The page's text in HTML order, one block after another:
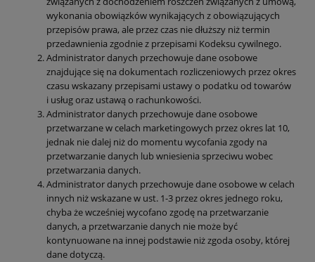
wykonania obowiązków wynikających z obowiązujących
przepisów prawa, ale przez czas nie dłuższy niż termin
przedawnienia zgodnie z przepisami Kodeksu cywilnego.
Administrator danych przechowuje dane osobowe
znajdujące się na dokumentach rozliczeniowych przez okres
czasu wskazany przepisami ustawy o podatku od towarów
i usług oraz ustawą o rachunkowości.
Administrator danych przechowuje dane osobowe
przetwarzane w celach marketingowych przez okres lat 10,
jednak nie dalej niż do momentu wycofania zgody na
przetwarzanie danych lub wniesienia sprzeciwu wobec
przetwarzania danych.
Administrator danych przechowuje dane osobowe w celach
innych niż wskazane w ust. 1-3 przez okres jednego roku,
chyba że wcześniej wycofano zgodę na przetwarzanie
danych, a przetwarzanie danych nie może być
kontynuowane na innej podstawie niż zgoda osoby, której
dane dotyczą.